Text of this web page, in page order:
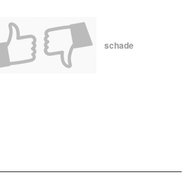
schade